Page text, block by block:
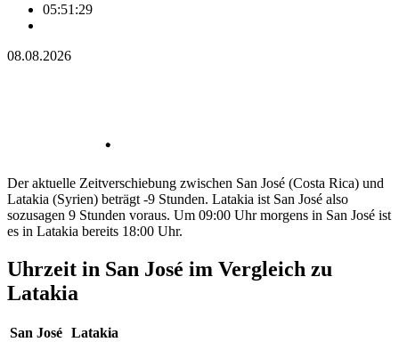
05:51:29
08.08.2026
Der aktuelle Zeitverschiebung zwischen San José (Costa Rica) und
Latakia (Syrien) beträgt -9 Stunden. Latakia ist San José also
sozusagen 9 Stunden voraus. Um 09:00 Uhr morgens in San José ist
es in Latakia bereits 18:00 Uhr.
Uhrzeit in San José im Vergleich zu
Latakia
San José Latakia